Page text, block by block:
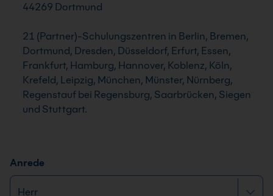
44269 Dortmund
21 (Partner)-Schulungszentren in Berlin, Bremen,
Dortmund, Dresden, Düsseldorf, Erfurt, Essen,
Frankfurt, Hamburg, Hannover, Koblenz, Köln,
Krefeld, Leipzig, München, Münster, Nürnberg,
Regenstauf bei Regensburg, Saarbrücken, Siegen
und Stuttgart.
Anrede